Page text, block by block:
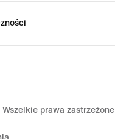
Wszelkie prawa zastrzeżone